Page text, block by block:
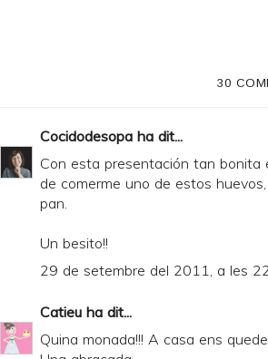
i
a
30
Cocidodesopa ha dit...
Con esta presentación tan bonita
de comerme uno de estos
pan.
Un besito!!
29 de setembre del 2011, a les
Catieu ha dit...
Quina monada!!! A casa ens